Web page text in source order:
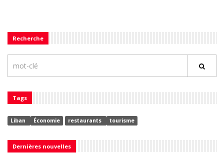
Recherche
Tags
Liban Économie restaurants tourisme
Dernières nouvelles